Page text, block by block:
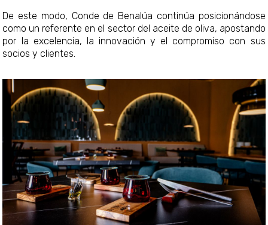
De este modo, Conde de Benalúa continúa posicionándose
como un referente en el sector del aceite de oliva, apostando
por la excelencia, la innovación y el compromiso con sus
socios y clientes.